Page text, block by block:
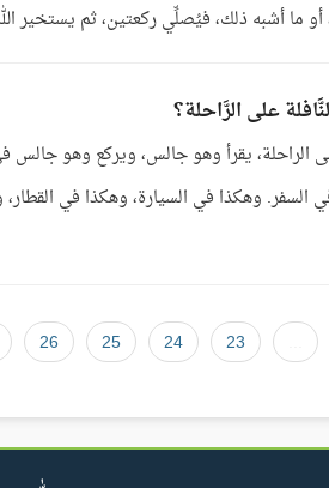
أشبه ذلك، فيُصلِّي ركعتين، ثم يستخير الله في ذلك بما أشكل
على الرَّاحلة؟
الراحلة، يقرأ وهو جالس، ويركع وهو جالس
السفر. وهكذا في السيارة، وهكذا في
23
24
25
26